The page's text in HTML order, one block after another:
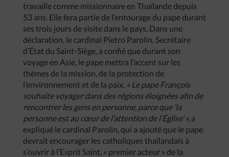
travaille comme missionnaire en Thaïlande depuis
53 ans. Elle fera partie de l’entourage du pape durant
ses trois jours de visite dans le pays. Dans une
déclaration, le cardinal Pietro Parolin, Secrétaire
d’État du Saint-Siège, a confié que durant son
voyage en Asie, le pape mettra l’accent sur les
thèmes de la mission, de la protection de
l’environnement et de la paix. « Le pape François
souhaite voyager dans des régions éloignées afin de
rencontrer les gens en personne, parce que ‘la
personne est au cœur de l’attention de l’Église’ », a
expliqué le cardinal Parolin, qui a ajouté que le pape
devrait encourager les catholiques thaïlandais à
s’ouvrir à l’Esprit Saint, « premier acteur » de la